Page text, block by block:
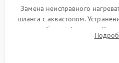
Замена неисправного
шланга с аквастопом.
патрубках и фильтрах.
управления,